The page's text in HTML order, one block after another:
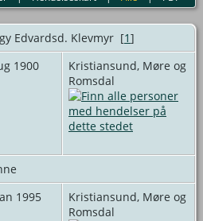
Edvardsd. Klevmyr [1]
1900
Kristiansund, Møre og
Romsdal
1995
Kristiansund, Møre og
Romsdal